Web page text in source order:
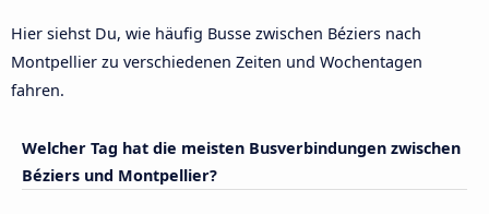
Hier siehst Du, wie häufig Busse zwischen Béziers nach
Montpellier zu verschiedenen Zeiten und Wochentagen
fahren.
Welcher Tag hat die meisten Busverbindungen zwischen
Béziers und Montpellier?